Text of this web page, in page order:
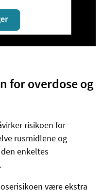
for overdose og
risikoen for
rusmidlene og
enkeltes
være ekstra